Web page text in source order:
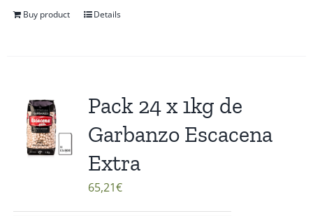
Buy product Details
Pack 24 x 1kg de
Garbanzo Escacena
Extra
65,21€